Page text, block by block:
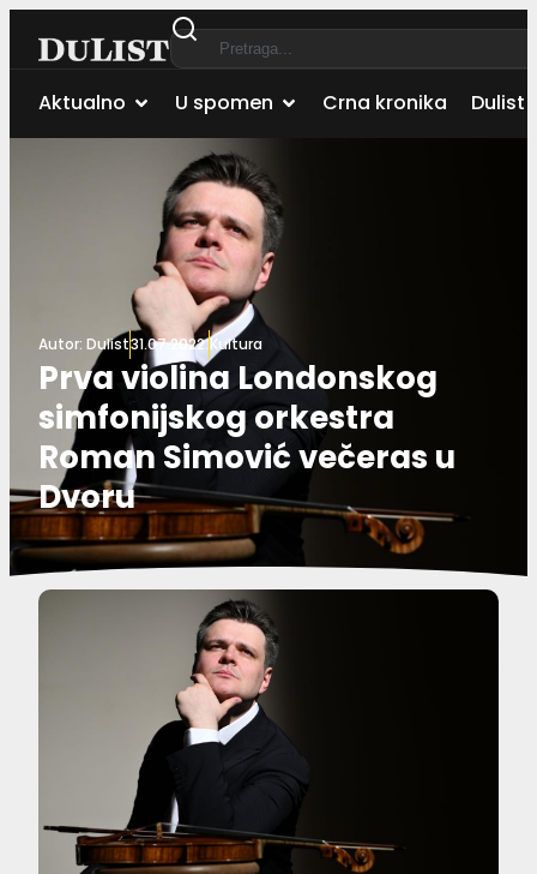
Aktualno U spomen Crna kronika Dulist
Autor: Dulist31.07.2022.Kultura
Prva violina Londonskog
simfonijskog orkestra
Roman Simović večeras u
Dvoru